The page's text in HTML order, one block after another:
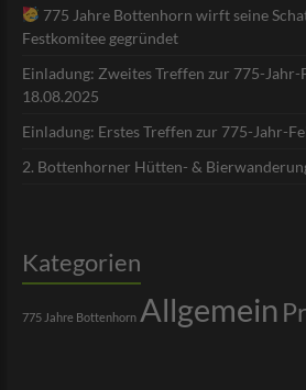
775 Jahre Bottenhorn wirft seine
Festkomitee gegründet
Einladung: Zweites Treffen zur 775-
18.08.2025
Einladung: Erstes Treffen zur 775-Jahr-
2. Bottenhorner Hütten- &
Kategorien
775 Jahre Bottenhorn Allgemein